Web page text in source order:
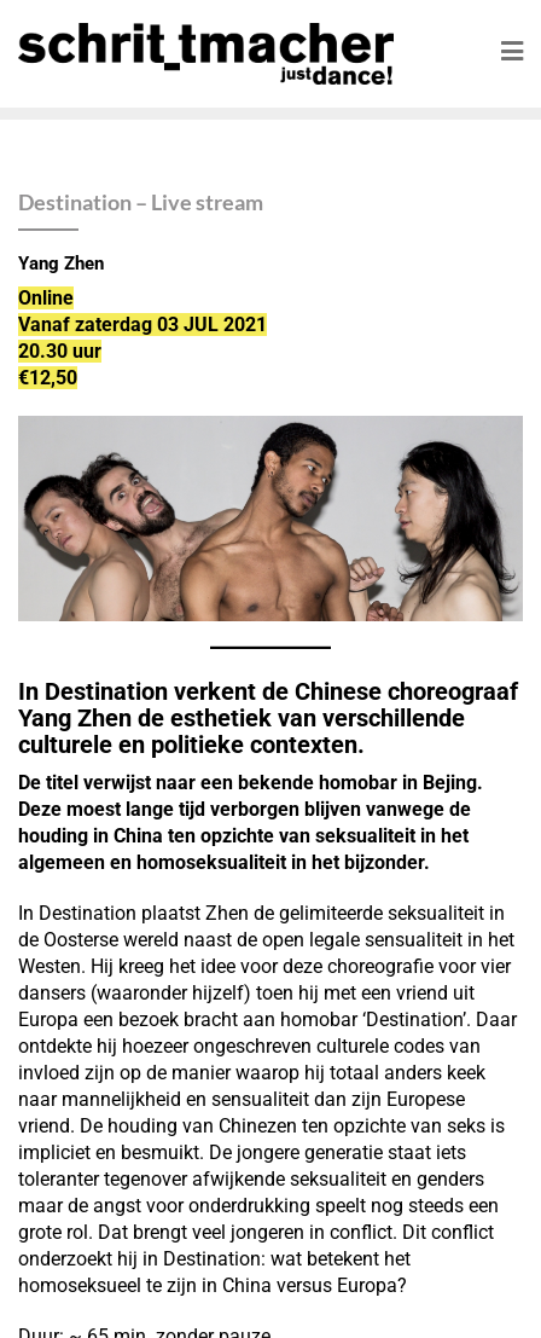
Destination – Live stream
Yang Zhen
Online
Vanaf zaterdag 03 JUL 2021
20.30 uur
€12,50
In Destination verkent de Chinese choreograaf
Yang Zhen de esthetiek van verschillende
culturele en politieke contexten.
De titel verwijst naar een bekende homobar in Bejing.
Deze moest lange tijd verborgen blijven vanwege de
houding in China ten opzichte van seksualiteit in het
algemeen en homoseksualiteit in het bijzonder.
In Destination plaatst Zhen de gelimiteerde seksualiteit in
de Oosterse wereld naast de open legale sensualiteit in het
Westen. Hij kreeg het idee voor deze choreografie voor vier
dansers (waaronder hijzelf) toen hij met een vriend uit
Europa een bezoek bracht aan homobar ‘Destination’. Daar
ontdekte hij hoezeer ongeschreven culturele codes van
invloed zijn op de manier waarop hij totaal anders keek
naar mannelijkheid en sensualiteit dan zijn Europese
vriend. De houding van Chinezen ten opzichte van seks is
impliciet en besmuikt. De jongere generatie staat iets
toleranter tegenover afwijkende seksualiteit en genders
maar de angst voor onderdrukking speelt nog steeds een
grote rol. Dat brengt veel jongeren in conflict. Dit conflict
onderzoekt hij in Destination: wat betekent het
homoseksueel te zijn in China versus Europa?